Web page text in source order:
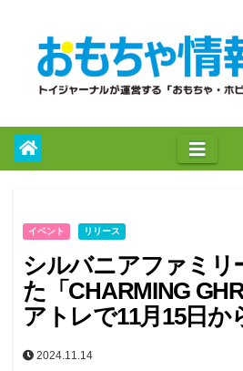
イベント リリース
シルバニアファミリ
た「CHARMING
アトレで11月15日か
2024.11.14